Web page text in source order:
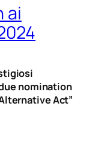
ai
due nomination
Act”